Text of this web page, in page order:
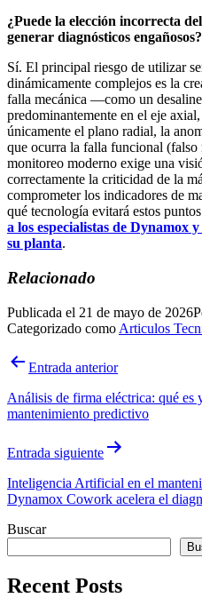
¿Puede la elección incorrecta
generar diagnósticos engañosos?
Sí. El principal riesgo de utilizar
dinámicamente complejos es la
falla mecánica —como un
predominantemente en el eje
únicamente el plano radial, la
que ocurra la falla funcional (falso
monitoreo moderno exige una
correctamente la criticidad de la
comprometer los indicadores de
qué tecnología evitará estos
a los especialistas de Dynamox
su planta.
Relacionado
Publicada el 21 de mayo de 2026
Categorizado como Articulos
Navegación
entradas
Entrada anterior
Análisis de firma eléctrica: qué es
mantenimiento predictivo
Entrada siguiente
Inteligencia Artificial en el
Dynamox Cowork acelera el
Buscar
Recent Posts